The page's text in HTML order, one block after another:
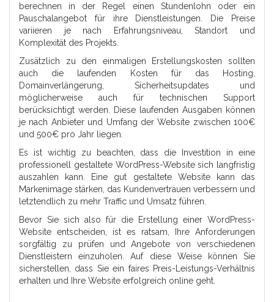
berechnen in der Regel einen Stundenlohn oder ein
Pauschalangebot für ihre Dienstleistungen. Die Preise
variieren je nach Erfahrungsniveau, Standort und
Komplexität des Projekts.
Zusätzlich zu den einmaligen Erstellungskosten sollten
auch die laufenden Kosten für das Hosting,
Domainverlängerung, Sicherheitsupdates und
möglicherweise auch für technischen Support
berücksichtigt werden. Diese laufenden Ausgaben können
je nach Anbieter und Umfang der Website zwischen 100€
und 500€ pro Jahr liegen.
Es ist wichtig zu beachten, dass die Investition in eine
professionell gestaltete WordPress-Website sich langfristig
auszahlen kann. Eine gut gestaltete Website kann das
Markenimage stärken, das Kundenvertrauen verbessern und
letztendlich zu mehr Traffic und Umsatz führen.
Bevor Sie sich also für die Erstellung einer WordPress-
Website entscheiden, ist es ratsam, Ihre Anforderungen
sorgfältig zu prüfen und Angebote von verschiedenen
Dienstleistern einzuholen. Auf diese Weise können Sie
sicherstellen, dass Sie ein faires Preis-Leistungs-Verhältnis
erhalten und Ihre Website erfolgreich online geht.